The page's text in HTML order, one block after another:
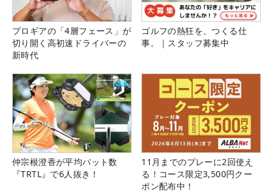
プロギアの「4層フェース」が
切り開く高初速ドライバーの
新時代
ゴルフの熱狂を、つくる仕
事。｜スタッフ募集中
仲宗根澄香が平均パット数
『TRTL』で6人抜き！
11月までのプレーに2回使え
る！コース限定3,500円クー
ポン配布中！